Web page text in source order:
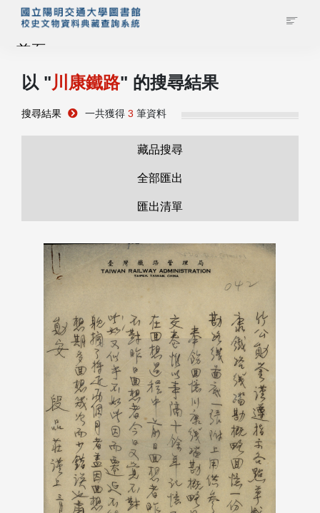
首頁
藏品查詢
管理者登入
以 "川康鐵路" 的搜尋結果
搜尋結果 一共獲得 3 筆資料
藏品搜尋
全部匯出
匯出清單